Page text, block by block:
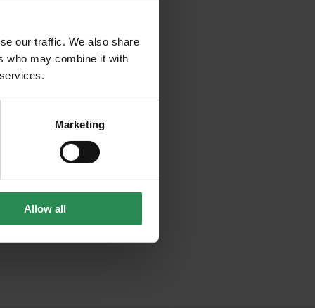
our traffic. We also share
who may combine it with
Marketing
Allow all